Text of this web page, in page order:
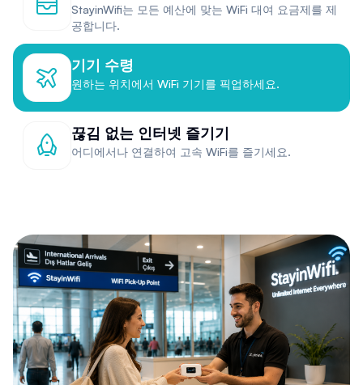
StayinWifi는 모든 예산에 맞는 WiFi 대여 요금제를 제
공합니다.
기기 수령
원하는 위치에서 WiFi 기기를 픽업하세요.
끊김 없는 인터넷 즐기기
어디에서나 연결하여 고속 WiFi를 즐기세요.